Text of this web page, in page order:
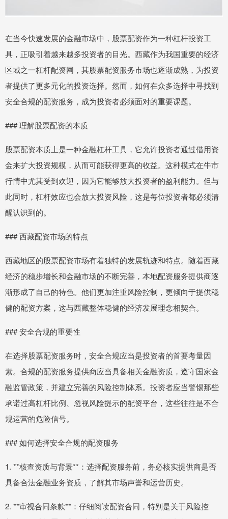
在当今快速发展的金融市场中，股票配资作为一种杠杆投资工
具，正吸引着越来越多投资者的目光。西藏作为我国重要的经济
区域之一杠杆配资网，其股票配资服务市场也逐渐成熟，为投资
者提供了更多元化的投资选择。然而，如何在众多选择中寻找到
安全合规的配资服务，成为投资者必须面对的重要课题。
### 理解股票配资的本质
股票配资本质上是一种金融杠杆工具，它允许投资者通过借用资
金来扩大投资规模，从而可能获得更高的收益。这种模式在牛市
行情中尤其受到欢迎，因为它能够放大投资者的盈利能力。但与
此同时，杠杆效应也会放大投资风险，这是每位投资者都必须清
醒认识到的。
### 西藏配资市场的特点
西藏地区的股票配资市场有着独特的发展轨迹和特点。随着西藏
经济的稳步增长和金融市场的不断完善，本地配资服务提供商逐
渐形成了自己的特色。他们更加注重风险控制，更倾向于提供稳
健的配资方案，这与西藏整体稳健的经济发展理念相契合。
### 安全合规的重要性
在选择股票配资服务时，安全合规应当是投资者的首要考量因
素。合规的配资服务提供商应当具备相关金融资质，遵守国家金
融监管政策，并建立完善的风险控制体系。投资者应当警惕那些
承诺过高杠杆比例、忽视风险提示的配资平台，这些往往是不合
规运营的危险信号。
### 如何选择安全合规的配资服务
1. **核查资质与背景**：选择配资服务前，务必核实提供商是否
具备合法金融业务资质，了解其市场声誉和运营历史。
2. **审视合同条款**：仔细阅读配资合同，特别是关于风险控